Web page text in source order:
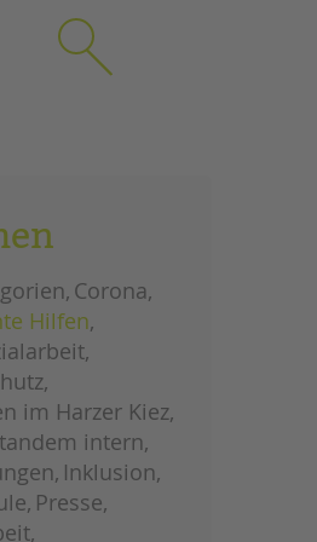
Corona
Hilfen
im Harzer Kiez
tandem intern
Inklusion
Presse